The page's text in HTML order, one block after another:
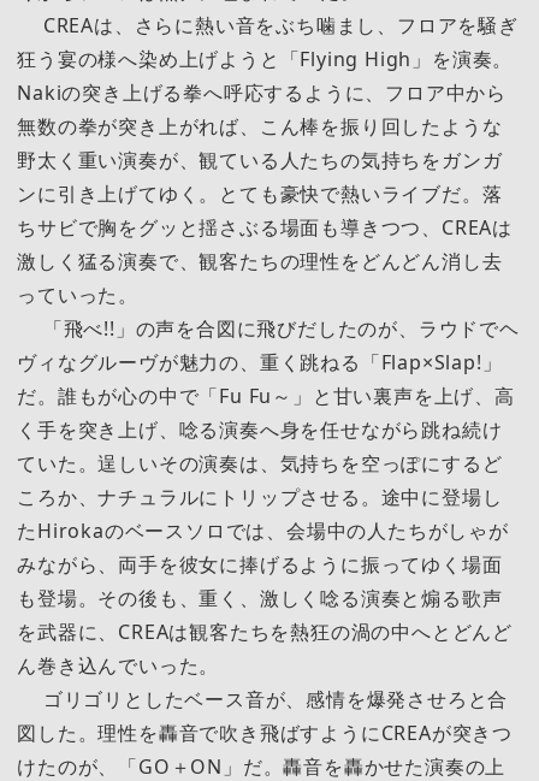
CREAは、さらに熱い音をぶち噛まし、フロアを騒ぎ
狂う宴の様へ染め上げようと「Flying High」を演奏。
Nakiの突き上げる拳へ呼応するように、フロア中から
無数の拳が突き上がれば、こん棒を振り回したような
野太く重い演奏が、観ている人たちの気持ちをガンガ
ンに引き上げてゆく。とても豪快で熱いライブだ。落
ちサビで胸をグッと揺さぶる場面も導きつつ、CREAは
激しく猛る演奏で、観客たちの理性をどんどん消し去
っていった。
「飛べ!!」の声を合図に飛びだしたのが、ラウドでヘ
ヴィなグルーヴが魅力の、重く跳ねる「Flap×Slap!」
だ。誰もが心の中で「Fu Fu～」と甘い裏声を上げ、高
く手を突き上げ、唸る演奏へ身を任せながら跳ね続け
ていた。逞しいその演奏は、気持ちを空っぽにするど
ころか、ナチュラルにトリップさせる。途中に登場し
たHirokaのベースソロでは、会場中の人たちがしゃが
みながら、両手を彼女に捧げるように振ってゆく場面
も登場。その後も、重く、激しく唸る演奏と煽る歌声
を武器に、CREAは観客たちを熱狂の渦の中へとどんど
ん巻き込んでいった。
ゴリゴリとしたベース音が、感情を爆発させろと合
図した。理性を轟音で吹き飛ばすようにCREAが突きつ
けたのが、「GO＋ON」だ。轟音を轟かせた演奏の上